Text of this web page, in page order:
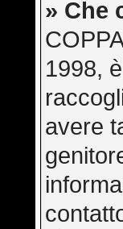
» Che
1998,
avere